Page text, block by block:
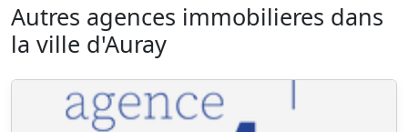
Autres agences immobilieres dans
la ville d'Auray